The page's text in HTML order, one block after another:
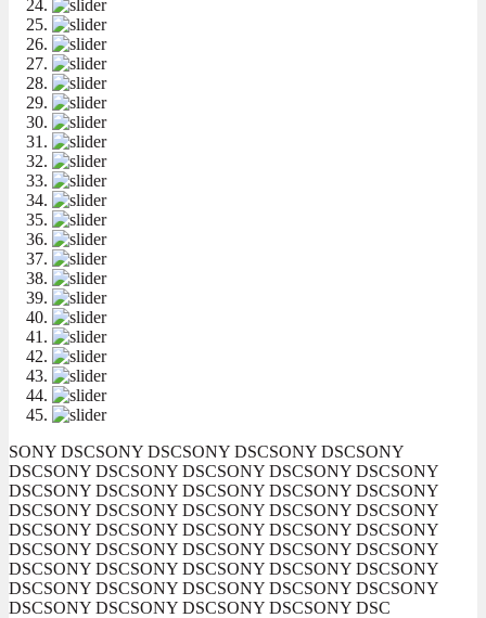
SONY DSCSONY DSCSONY DSCSONY DSCSONY
DSCSONY DSCSONY DSCSONY DSCSONY DSCSONY
DSCSONY DSCSONY DSCSONY DSCSONY DSCSONY
DSCSONY DSCSONY DSCSONY DSCSONY DSCSONY
DSCSONY DSCSONY DSCSONY DSCSONY DSCSONY
DSCSONY DSCSONY DSCSONY DSCSONY DSCSONY
DSCSONY DSCSONY DSCSONY DSCSONY DSCSONY
DSCSONY DSCSONY DSCSONY DSCSONY DSCSONY
DSCSONY DSCSONY DSCSONY DSCSONY DSC